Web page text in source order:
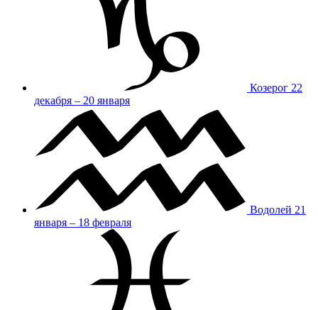
Козерог 22
декабря – 20 января
Водолей 21
января – 18 февраля